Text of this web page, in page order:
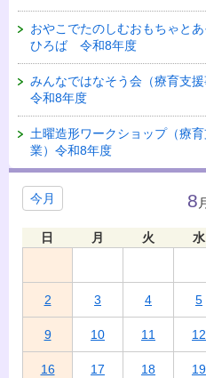
おやこでたのしむおもちゃと
ひろば 令和8年度
みんなではなそう会（療育支援
令和8年度
土曜造形ワークショップ（療
業）令和8年度
今月 8
日 月 火 水
2 3 4 5
9 10 11 12
16 17 18 19